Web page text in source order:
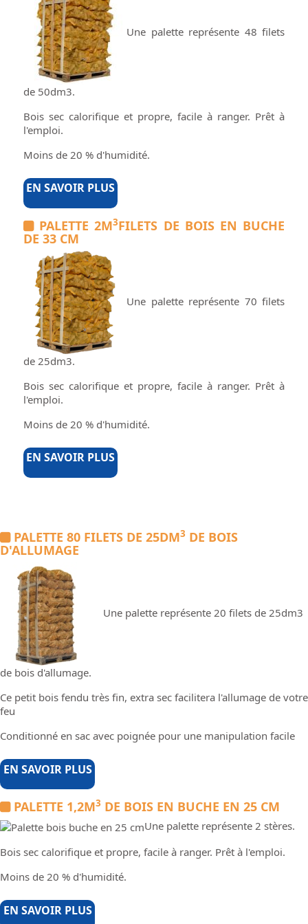
Une palette représente 48 filets
de 50dm3.
Bois sec calorifique et propre, facile à ranger. Prêt à
l'emploi.
Moins de 20 % d'humidité.
EN SAVOIR PLUS
PALETTE 2M3FILETS DE BOIS EN BUCHE
DE 33 CM
Une palette représente 70 filets
de 25dm3.
Bois sec calorifique et propre, facile à ranger. Prêt à
l'emploi.
Moins de 20 % d'humidité.
EN SAVOIR PLUS
PALETTE 80 FILETS DE 25DM3 DE BOIS
D'ALLUMAGE
Une palette représente 20 filets de 25dm3
de bois d'allumage.
Ce petit bois fendu très fin, extra sec facilitera l'allumage de votre
feu
Conditionné en sac avec poignée pour une manipulation facile
EN SAVOIR PLUS
PALETTE 1,2M3 DE BOIS EN BUCHE EN 25 CM
Une palette représente 2 stères.
Bois sec calorifique et propre, facile à ranger. Prêt à l'emploi.
Moins de 20 % d'humidité.
EN SAVOIR PLUS